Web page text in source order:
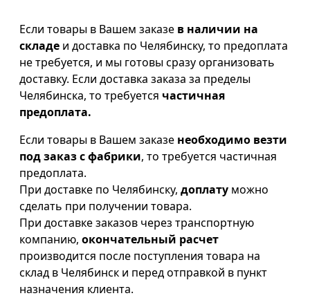
Если товары в Вашем заказе в наличии на
складе и доставка по Челябинску, то предоплата
не требуется, и мы готовы сразу организовать
доставку. Если доставка заказа за пределы
Челябинска, то требуется частичная
предоплата.
Если товары в Вашем заказе необходимо везти
под заказ с фабрики, то требуется частичная
предоплата.
При доставке по Челябинску, доплату можно
сделать при получении товара.
При доставке заказов через транспортную
компанию, окончательный расчет
производится после поступления товара на
склад в Челябинск и перед отправкой в пункт
назначения клиента.